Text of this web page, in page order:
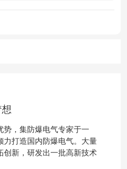
势，集防爆电气专家于一
力打造国内防爆电气。大量
创新，研发出一批高新技术